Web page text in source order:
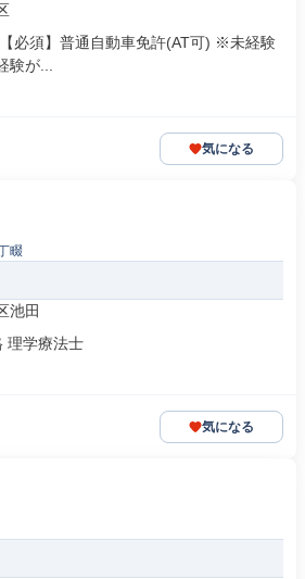
必須】普通自動車免許(AT可) ※未経験
が...
気になる
畷
池田
理学療法士
気になる